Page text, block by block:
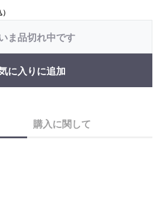
ま品切れ中です
に入りに追加
購入に関して